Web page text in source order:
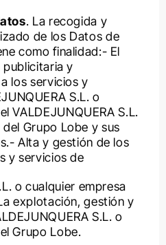
. La recogida y
de los Datos de
como finalidad:- El
y
los servicios y
S.L. o
VALDEJUNQUERA S.L.
Grupo Lobe y sus
Alta y gestión de los
y servicios de
o cualquier empresa
explotación, gestión y
S.L. o
Grupo Lobe.